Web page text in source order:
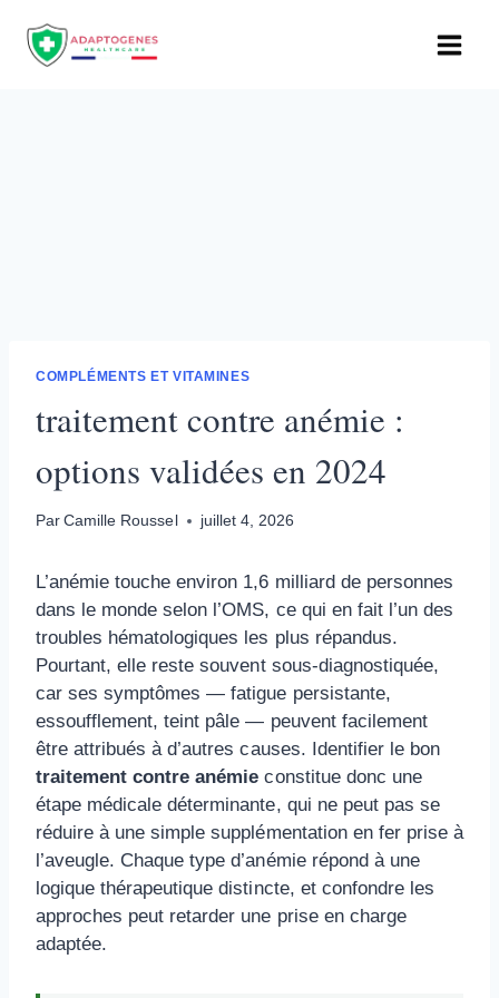
contenu
COMPLÉMENTS ET VITAMINES
traitement contre anémie :
options validées en 2024
Par Camille Roussel juillet 4, 2026
L’anémie touche environ 1,6 milliard de personnes
dans le monde selon l’OMS, ce qui en fait l’un des
troubles hématologiques les plus répandus.
Pourtant, elle reste souvent sous-diagnostiquée,
car ses symptômes — fatigue persistante,
essoufflement, teint pâle — peuvent facilement
être attribués à d’autres causes. Identifier le bon
traitement contre anémie constitue donc une
étape médicale déterminante, qui ne peut pas se
réduire à une simple supplémentation en fer prise à
l’aveugle. Chaque type d’anémie répond à une
logique thérapeutique distincte, et confondre les
approches peut retarder une prise en charge
adaptée.